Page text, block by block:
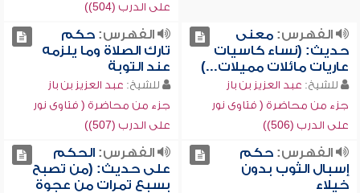
على الدرب (504))
الفهرس:معنى
حديث: (نساء كاسيات
عاريات مائلات مميلات...)
للشيخ: عبد العزيز بن باز
جزء من محاضرة ( فتاوى نور
على الدرب (506))
الفهرس:حكم
تارك الصلاة وما يلزمه
عند التوبة
للشيخ: عبد العزيز بن باز
جزء من محاضرة ( فتاوى نور
على الدرب (507))
الفهرس:حكم
إسبال الثوب بدون
خيلاء
الفهرس:الحكم
على حديث: (من تصبح
بسبع تمرات من عجوة